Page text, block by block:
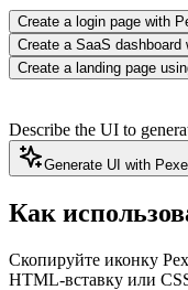
Create a login page with
Create a SaaS
Create a landing page
Describe the UI to
Generate UI with
Как
Скопируйте иконку
HTML-вставку или